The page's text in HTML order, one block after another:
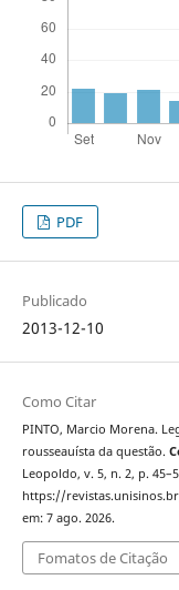
PDF
Publicado
2013-12-10
Como Citar
PINTO, Marcio Morena.
rousseauísta da questão.
Leopoldo, v. 5, n. 2, p.
https://
em: 7 ago. 2026.
Fomatos de Citação